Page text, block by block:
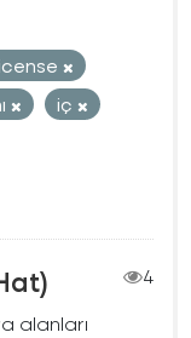
iç
4
alanları